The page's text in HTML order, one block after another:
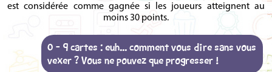
est considérée comme gagnée si les joueurs atteignent au
moins 30 points.
0 - 9 cartes : euh... comment vous dire sans vous
vexer ? Vous ne pouvez que progresser !